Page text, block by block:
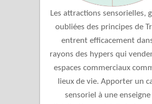
Les attractions sensorielles,
oubliées des principes de
entrent efficacement
rayons des hypers qui
espaces commerciaux
lieux de vie. Apporter un
sensoriel à une enseigne